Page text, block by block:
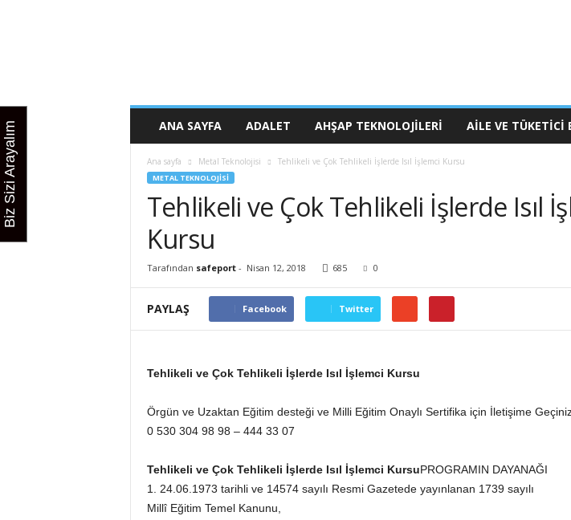
ANA SAYFA ADALET AHŞAP TEKNOLOJILERI AILE VE TÜKETICI
Ana sayfa Metal Teknolojisi Tehlikeli ve Çok Tehlikeli İşlerde Isıl İşlemci Kursu
METAL TEKNOLOJISI
Tehlikeli ve Çok Tehlikeli İşlerde Isıl
Kursu
Tarafından safeport- Nisan 12, 2018 685 0
PAYLAŞ Facebook Twitter
Tehlikeli ve Çok Tehlikeli İşlerde Isıl İşlemci Kursu
Örgün ve Uzaktan Eğitim desteği ve Milli Eğitim Onaylı Sertifika için İletişime
0 530 304 98 98 – 444 33 07
Tehlikeli ve Çok Tehlikeli İşlerde Isıl İşlemci KursuPROGRAMIN DAYANAĞI
1. 24.06.1973 tarihli ve 14574 sayılı Resmi Gazetede yayınlanan 1739 sayılı
Millî Eğitim Temel Kanunu,
Biz Sizi Arayalım